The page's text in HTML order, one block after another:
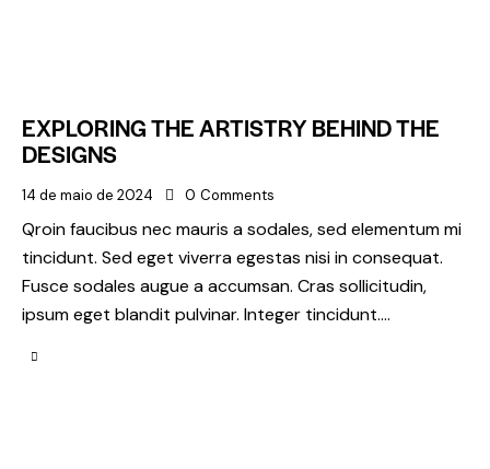
EXPLORING THE ARTISTRY BEHIND THE
DESIGNS
14 de maio de 2024 0 Comments
Qroin faucibus nec mauris a sodales, sed elementum mi
tincidunt. Sed eget viverra egestas nisi in consequat.
Fusce sodales augue a accumsan. Cras sollicitudin,
ipsum eget blandit pulvinar. Integer tincidunt.…